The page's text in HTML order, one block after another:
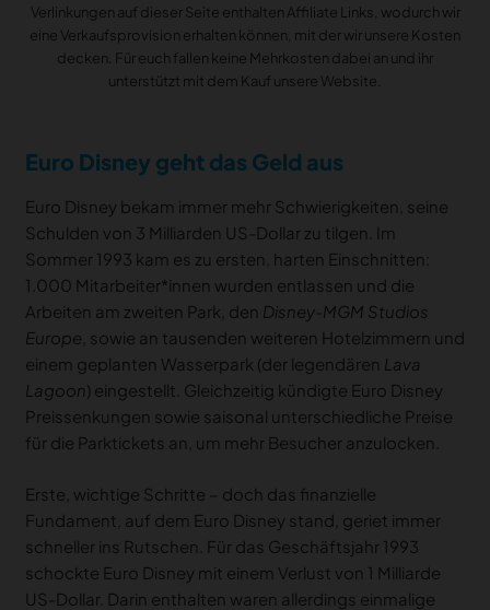
Verlinkungen auf dieser Seite enthalten Affiliate Links, wodurch wir
eine Verkaufsprovision erhalten können, mit der wir unsere Kosten
decken. Für euch fallen keine Mehrkosten dabei an und ihr
unterstützt mit dem Kauf unsere Website.
Euro Disney geht das Geld aus
Euro Disney bekam immer mehr Schwierigkeiten, seine
Schulden von 3 Milliarden US-Dollar zu tilgen. Im
Sommer 1993 kam es zu ersten, harten Einschnitten:
1.000 Mitarbeiter*innen wurden entlassen und die
Arbeiten am zweiten Park, den Disney-MGM Studios
Europe , sowie an tausenden weiteren Hotelzimmern und
einem geplanten Wasserpark (der legendären Lava
Lagoon ) eingestellt. Gleichzeitig kündigte Euro Disney
Preissenkungen sowie saisonal unterschiedliche Preise
für die Parktickets an, um mehr Besucher anzulocken.
Erste, wichtige Schritte – doch das finanzielle
Fundament, auf dem Euro Disney stand, geriet immer
schneller ins Rutschen. Für das Geschäftsjahr 1993
schockte Euro Disney mit einem Verlust von 1 Milliarde
US-Dollar. Darin enthalten waren allerdings einmalige